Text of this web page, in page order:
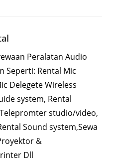
Peralatan Audio
Seperti: Rental Mic
Delegete Wireless
system, Rental
studio/video,
Sound system,Sewa
&
Dll